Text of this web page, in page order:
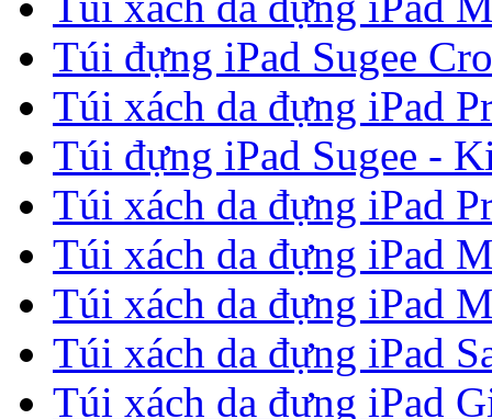
Túi đựng iPad Sugee
Túi xách da đựng iPad
Túi đựng iPad Sugee -
Túi xách da đựng iPad
Túi xách da đựng iPad
Túi xách da đựng iPad
Túi xách da đựng iPad
Túi xách da đựng iPad